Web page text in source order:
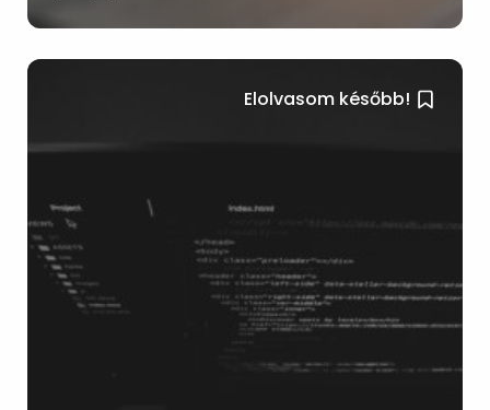
Elolvasom később!